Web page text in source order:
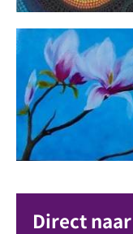
Direct naar